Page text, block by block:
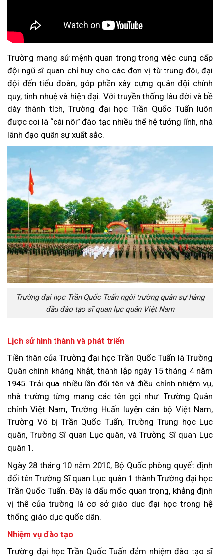
Trường mang sứ mệnh quan trọng trong việc cung cấp
đội ngũ sĩ quan chỉ huy cho các đơn vị từ trung đội, đại
đội đến tiểu đoàn, góp phần xây dựng quân đội chính
quy, tinh nhuệ và hiện đại. Với truyền thống lâu đời và bề
dày thành tích, Trường đại học Trần Quốc Tuấn luôn
được coi là “cái nôi” đào tạo nhiều thế hệ tướng lĩnh, nhà
lãnh đạo quân sự xuất sắc.
Trường đại học Trần Quốc Tuấn ngôi trường quân sự hàng
đầu đào tạo sĩ quan lục quân Việt Nam
Lịch sử hình thành và phát triển
Tiền thân của Trường đại học Trần Quốc Tuấn là Trường
Quân chính kháng Nhật, thành lập ngày 15 tháng 4 năm
1945. Trải qua nhiều lần đổi tên và điều chỉnh nhiệm vụ,
nhà trường từng mang các tên gọi như: Trường Quân
chính Việt Nam, Trường Huấn luyện cán bộ Việt Nam,
Trường Võ bị Trần Quốc Tuấn, Trường Trung học Lục
quân, Trường Sĩ quan Lục quân, và Trường Sĩ quan Lục
quân 1.
Ngày 28 tháng 10 năm 2010, Bộ Quốc phòng quyết định
đổi tên Trường Sĩ quan Lục quân 1 thành Trường đại học
Trần Quốc Tuấn. Đây là dấu mốc quan trọng, khẳng định
vị thế của trường là cơ sở giáo dục đại học trong hệ
thống giáo dục quốc dân.
Nhiệm vụ đào tạo
Trường đại học Trần Quốc Tuấn đảm nhiệm đào tạo sĩ